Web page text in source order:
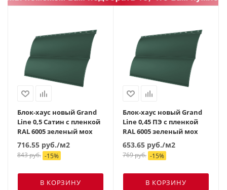
Блок-хаус новый Grand
Line 0,5 Сатин с пленкой
RAL 6005 зеленый мох
716.55 руб./м2
843руб. -15%
В КОРЗИНУ
Блок-хаус новый Grand
Line 0,45 ПЭ с пленкой
RAL 6005 зеленый мох
653.65 руб./м2
769руб. -15%
В КОРЗИНУ